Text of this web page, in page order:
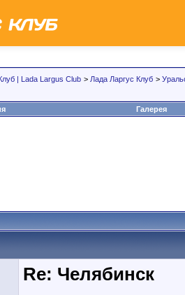
| Lada Largus Club > Лада Ларгус Клуб >
Галерея
Re: Челябинск